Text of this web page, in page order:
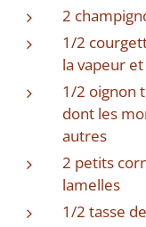
2
1/2
la vapeur
1/2 oignon
dont les
autres
2 petits
lamelles
1/2 tasse